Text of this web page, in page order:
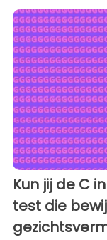
Kun jij de C
test die